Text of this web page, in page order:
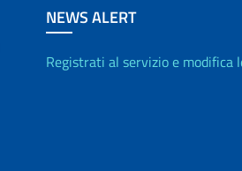
NEWS ALERT
Registrati al servizio e modifica